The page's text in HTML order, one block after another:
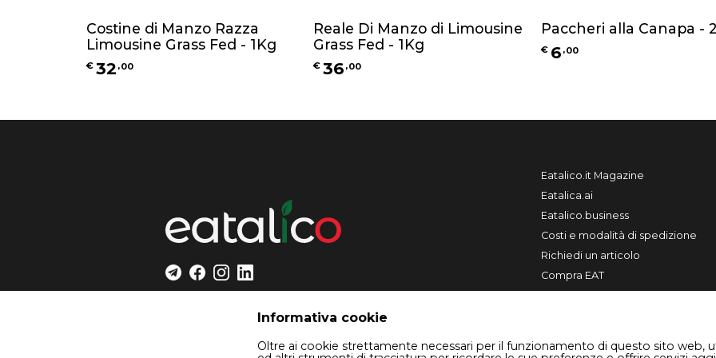
Costine di Manzo Razza
Limousine Grass Fed - 1Kg
€ 32 ,00
Reale Di Manzo di Limousine
Grass Fed - 1Kg
€ 36 ,00
Paccheri alla Canapa -
€ 6 ,00
Informativa cookie
Oltre ai cookie strettamente necessari per il funzionamento di questo sito web,
Eatalico.it Magazine
Eatalica.ai
Eatalico.business
Costi e modalità di spedizione
Richiedi un articolo
Compra EAT
Vendi su Eatalico.it